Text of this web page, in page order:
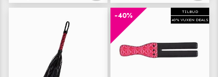
TILBUD
40% VUXEN DEALS
-40%